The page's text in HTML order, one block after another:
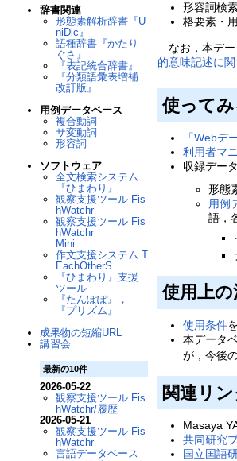
形容詞検
格要素・
なお，本デー
的意味記述に関
使ってみ
「Webデ
利用者マ
収録デー
形態
用例
語，
使用上
使用条件
本データ
が，今後
関連リン
Masaya
共同研究
国立国語
辞書関連
形態素解析辞書『U
niDic』
語種辞書『かたり
ぐさ』
『表記統合辞書』
『分類語彙表増補
改訂版』
用例データベース
複合動詞
サ変動詞
形容詞
ソフトウェア
全文検索システム
『ひまわり』
観察支援ツール Fis
hWatchr
観察支援ツール Fis
hWatchr
Mini
作文支援システム T
EachOtherS
『ひまわり』支援
ツール
『たんぽぽ』，
『プリズム』
成果物の短縮URL
講習会
最新の10件
2026-05-22
観察支援ツール Fis
hWatchr/履歴
2026-05-21
観察支援ツール Fis
hWatchr
言語データベース